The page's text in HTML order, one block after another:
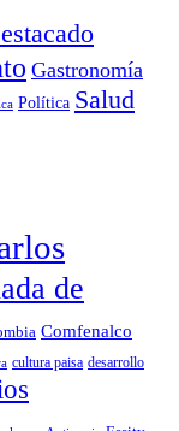
Gastronomía
Política Salud
de
Comfenalco
cultura paisa desarrollo